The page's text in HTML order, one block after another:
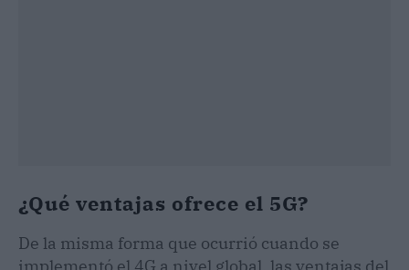
¿Qué ventajas ofrece el 5G?
De la misma forma que ocurrió cuando se
implementó el 4G a nivel global, las ventajas del